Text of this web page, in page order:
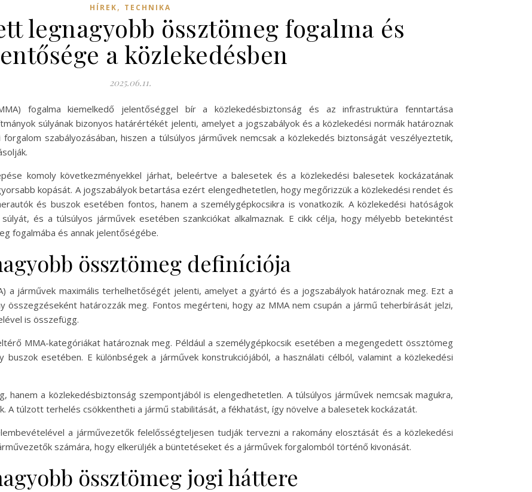
HÍREK, TECHNIKA
legnagyobb össztömeg fogalma és
a közlekedésben
2025.06.11.
fogalma kiemelkedő jelentőséggel bír a közlekedésbiztonság és az infrastruktúra fenntartása
súlyának bizonyos határértékét jelenti, amelyet a jogszabályok és a közlekedési normák határoznak
szabályozásában, hiszen a túlsúlyos járművek nemcsak a közlekedés biztonságát veszélyeztetik,
komoly következményekkel járhat, beleértve a balesetek és a közlekedési balesetek kockázatának
kopását. A jogszabályok betartása ezért elengedhetetlen, hogy megőrizzük a közlekedési rendet és
és buszok esetében fontos, hanem a személygépkocsikra is vonatkozik. A közlekedési hatóságok
és a túlsúlyos járművek esetében szankciókat alkalmaznak. E cikk célja, hogy mélyebb betekintést
fogalmába és annak jelentőségébe.
össztömeg definíciója
a járművek maximális terhelhetőségét jelenti, amelyet a gyártó és a jogszabályok határoznak meg. Ezt a
összegzéseként határozzák meg. Fontos megérteni, hogy az MMA nem csupán a jármű teherbírását jelzi,
is összefügg.
MMA-kategóriákat határoznak meg. Például a személygépkocsik esetében a megengedett össztömeg
buszok esetében. E különbségek a járművek konstrukciójából, a használati célból, valamint a közlekedési
hanem a közlekedésbiztonság szempontjából is elengedhetetlen. A túlsúlyos járművek nemcsak magukra,
A túlzott terhelés csökkentheti a jármű stabilitását, a fékhatást, így növelve a balesetek kockázatát.
a járművezetők felelősségteljesen tudják tervezni a rakomány elosztását és a közlekedési
számára, hogy elkerüljék a büntetéseket és a járművek forgalomból történő kivonását.
össztömeg jogi háttere